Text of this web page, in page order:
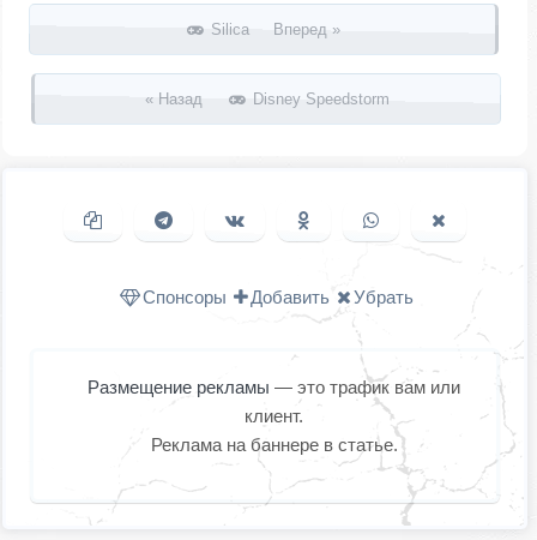
Запись навигация
Silica Вперед »
« Назад Disney Speedstorm
Копировать ссылкуПоделиться в Telegram
Поделиться ВКонтакте
Поделиться в
Одноклассниках
Поделиться в
WhatsAppв X
Спонсоры Добавить Убрать
Размещение рекламы — это трафик вам или
клиент.
Реклама на баннере в статье.